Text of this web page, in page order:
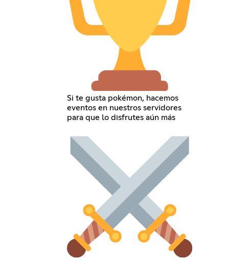
Si te gusta pokémon, hacemos
eventos en nuestros servidores
para que lo disfrutes aún más